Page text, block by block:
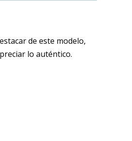
de este modelo,
lo auténtico.